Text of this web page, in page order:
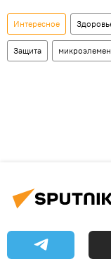
Интересное
Защита